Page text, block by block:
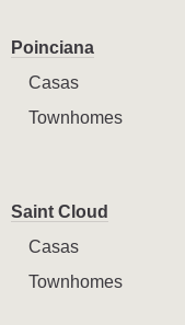
Poinciana
Casas
Townhomes
Saint Cloud
Casas
Townhomes